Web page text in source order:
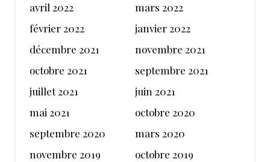
avril 2022
mars 2022
février 2022
janvier 2022
décembre 2021
novembre 2021
octobre 2021
septembre 2021
juillet 2021
juin 2021
mai 2021
octobre 2020
septembre 2020
mars 2020
novembre 2019
octobre 2019